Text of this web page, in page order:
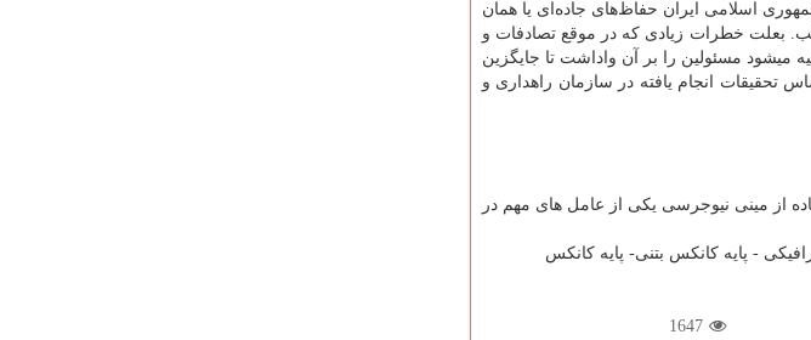
اسلامی ایران حفاظ‌های جاده‌ای یا همان
بعلت خطرات زیادی که در موقع تصادفات و
میشود مسئولین را بر آن واداشت تا جایگزین
تحقیقات انجام یافته در سازمان راهداری و
از مینی نیوجرسی یکی از عامل های مهم در
- پایه کانکس بتنی- پایه کانکس
1647